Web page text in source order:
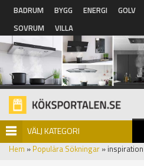
Hoppa till huvudinnehåll
BADRUM BYGG ENERGI GOLV
SOVRUM
VILLA
VÄLJ KATEGORI
Hem » Populära Sökningar »